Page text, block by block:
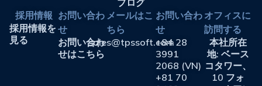
採用情報
採用情報を
見る
お問い合わ
せ
お問い合わ
せはこちら
メールはこ
ちら
sales@tpssoft.com
お問い合わ
せ
+84 28
3991
2068 (VN)
+81 70
オフィスに
訪問する
本社所在
地: ベース
コタワー、
10 フォ